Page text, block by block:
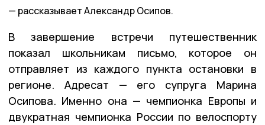
рассказывает Александр Осипов.
В завершение встречи путешественник
показал школьникам письмо, которое он
отправляет из каждого пункта остановки в
регионе. Адресат — его супруга Марина
Осипова. Именно она — чемпионка Европы и
двукратная чемпионка России по велоспорту